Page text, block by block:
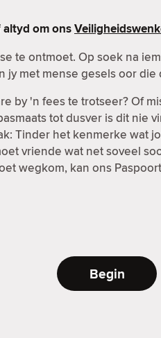
om ons
te ontmoet. Op soek na
met mense gesels oor
by 'n fees te trotseer? Of
tot dusver is dit nie
Tinder het kenmerke wat
vriende wat net soveel
wegkom, kan ons
Begin